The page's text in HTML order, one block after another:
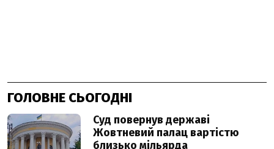
ГОЛОВНЕ СЬОГОДНІ
Суд повернув державі
Жовтневий палац вартістю
близько мільярда